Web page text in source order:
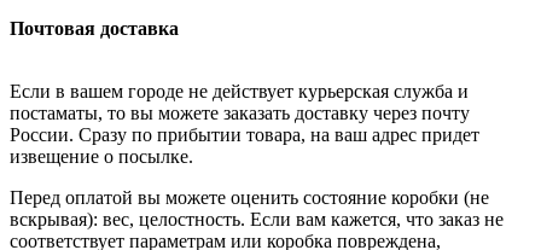
Почтовая доставка
Если в вашем городе не действует курьерская служба и
постаматы, то вы можете заказать доставку через почту
России. Сразу по прибытии товара, на ваш адрес придет
извещение о посылке.
Перед оплатой вы можете оценить состояние коробки (не
вскрывая): вес, целостность. Если вам кажется, что заказ не
соответствует параметрам или коробка повреждена,